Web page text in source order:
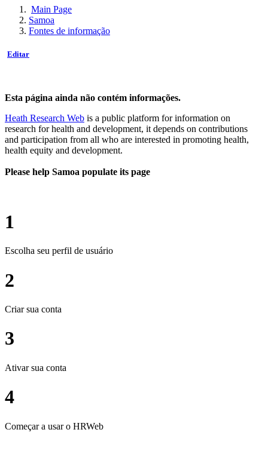
Main Page
Samoa
Fontes de informação
Editar
Esta página ainda não contém informações.
Heath Research Web is a public platform for information on
research for health and development, it depends on contributions
and participation from all who are interested in promoting health,
health equity and development.
Please help Samoa populate its page
1
Escolha seu perfil de usuário
2
Criar sua conta
3
Ativar sua conta
4
Começar a usar o HRWeb